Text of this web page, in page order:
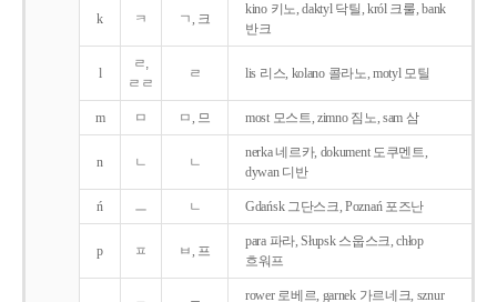
k ㅋ ㄱ, 크
kino 키노, daktyl 닥틸, król 크룰, bank
반크
l
ㄹ,
ㄹㄹ
ㄹ lis 리스, kolano 콜라노, motyl 모틸
m ㅁ ㅁ, 므 most 모스트, zimno 짐노, sam 삼
n ㄴ ㄴ
nerka 네르카, dokument 도쿠멘트,
dywan 디반
ń ㅡ ㄴ Gdańsk 그단스크, Poznań 포즈난
p ㅍ ㅂ, 프
para 파라, Słupsk 스웁스크, chłop
흐워프
rower 로베르, garnek 가르네크, sznur